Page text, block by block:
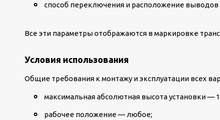
способ переключения и расположение
Все эти параметры отображаются в маркировке
Условия использования
Общие требования к монтажу и эксплуатации всех
максимальная абсолютная высота установки —
рабочее положение — любое;